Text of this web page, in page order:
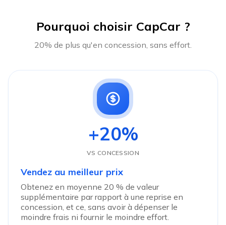
Pourquoi choisir CapCar ?
20% de plus qu'en concession, sans effort.
+20%
VS CONCESSION
Vendez au meilleur prix
Obtenez en moyenne 20 % de valeur
supplémentaire par rapport à une reprise en
concession, et ce, sans avoir à dépenser le
moindre frais ni fournir le moindre effort.